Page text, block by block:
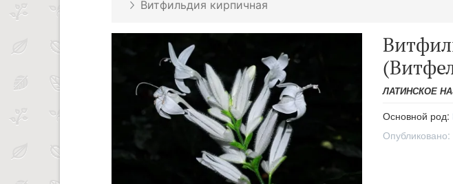
Витфильдия кирпичная
ЛАТИНСКОЕ
Основной род:
Опубликовано: